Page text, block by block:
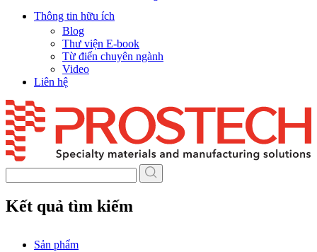
Thông tin hữu ích
Blog
Thư viện E-book
Từ điển chuyên ngành
Video
Liên hệ
Skip
to
content
Kết quả tìm kiếm
Sản phẩm